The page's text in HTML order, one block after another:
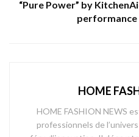
“Pure Power” by
HOME
HOME FASHION NEWS
professionnels de